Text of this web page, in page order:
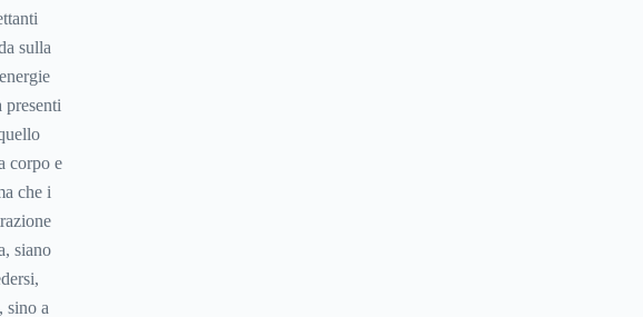
sulla
presenti
corpo e
che i
siano
sino a